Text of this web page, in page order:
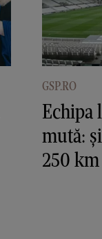
GSP.RO
Echipa
mută:
250